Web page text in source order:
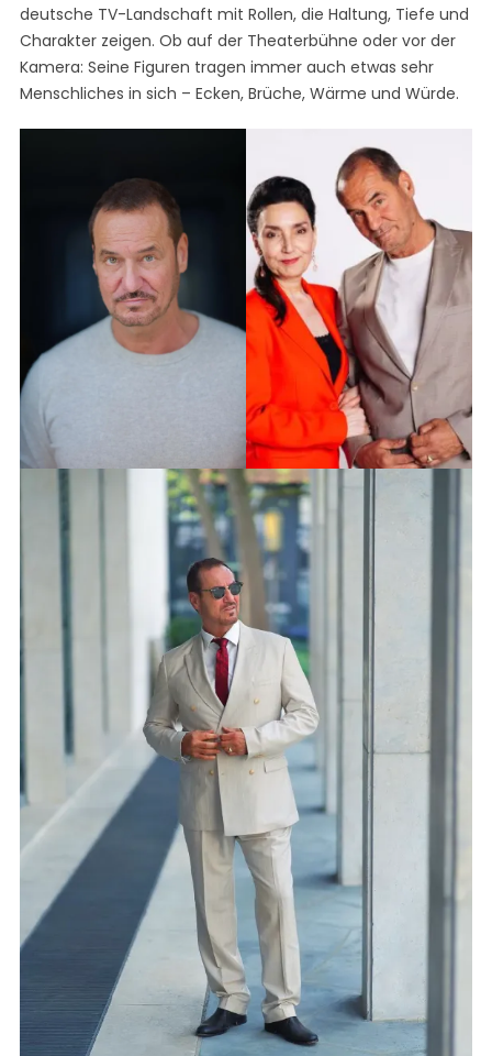
deutsche TV-Landschaft mit Rollen, die Haltung, Tiefe und
Charakter zeigen. Ob auf der Theaterbühne oder vor der
Kamera: Seine Figuren tragen immer auch etwas sehr
Menschliches in sich – Ecken, Brüche, Wärme und Würde.